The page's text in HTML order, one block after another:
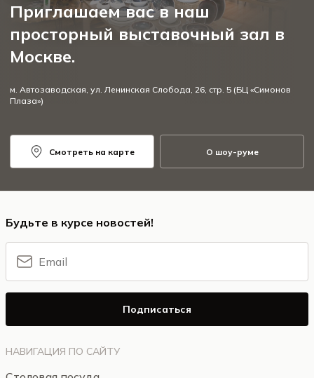
Приглашаем вас в наш
просторный выставочный зал в
Москве.
м. Автозаводская, ул. Ленинская Слобода, 26, стр. 5 (БЦ «Симонов
Плаза»)
Смотреть на карте О шоу-руме
НАВИГАЦИЯ ПО САЙТУ
Будьте в курсе новостей!
Подписаться